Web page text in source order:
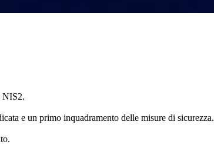
NIS2.
e un primo inquadramento delle misure di sicurezza.